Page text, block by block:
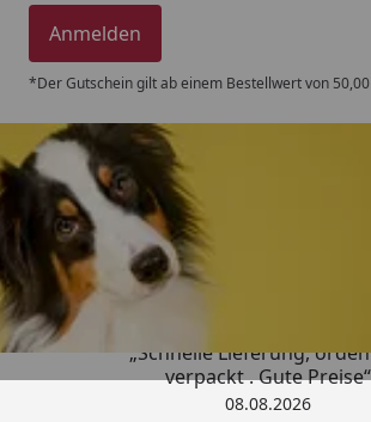
Anmelden
*Der Gutschein gilt ab einem Bestellwert von
Trusted Shops
„Schnelle Lieferung,
verpackt . Gute Preise“
08.08.2026